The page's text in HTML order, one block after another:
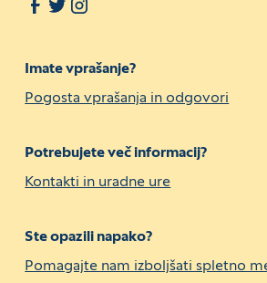
Imate vprašanje?
Pogosta vprašanja in odgovori
Potrebujete več informacij?
Kontakti in uradne ure
Ste opazili napako?
Pomagajte nam izboljšati spletno